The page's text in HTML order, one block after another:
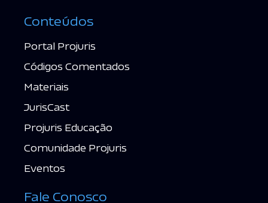
Conteúdos
Portal Projuris
Códigos Comentados
Materiais
JurisCast
Projuris Educação
Comunidade Projuris
Eventos
Fale Conosco